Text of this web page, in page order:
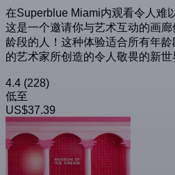
在Superblue Miami内观看令人难
这是一个邀请你与艺术互动的画
龄段的人！这种体验适合所有年
的艺术家所创造的令人敬畏的新世
4.4 (228)
低至
US$37.39